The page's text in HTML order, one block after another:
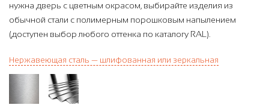
нужна дверь с цветным окрасом, выбирайте изделия из
обычной стали с полимерным порошковым напылением
(доступен выбор любого оттенка по каталогу RAL).
Нержавеющая сталь — шлифованная или зеркальная